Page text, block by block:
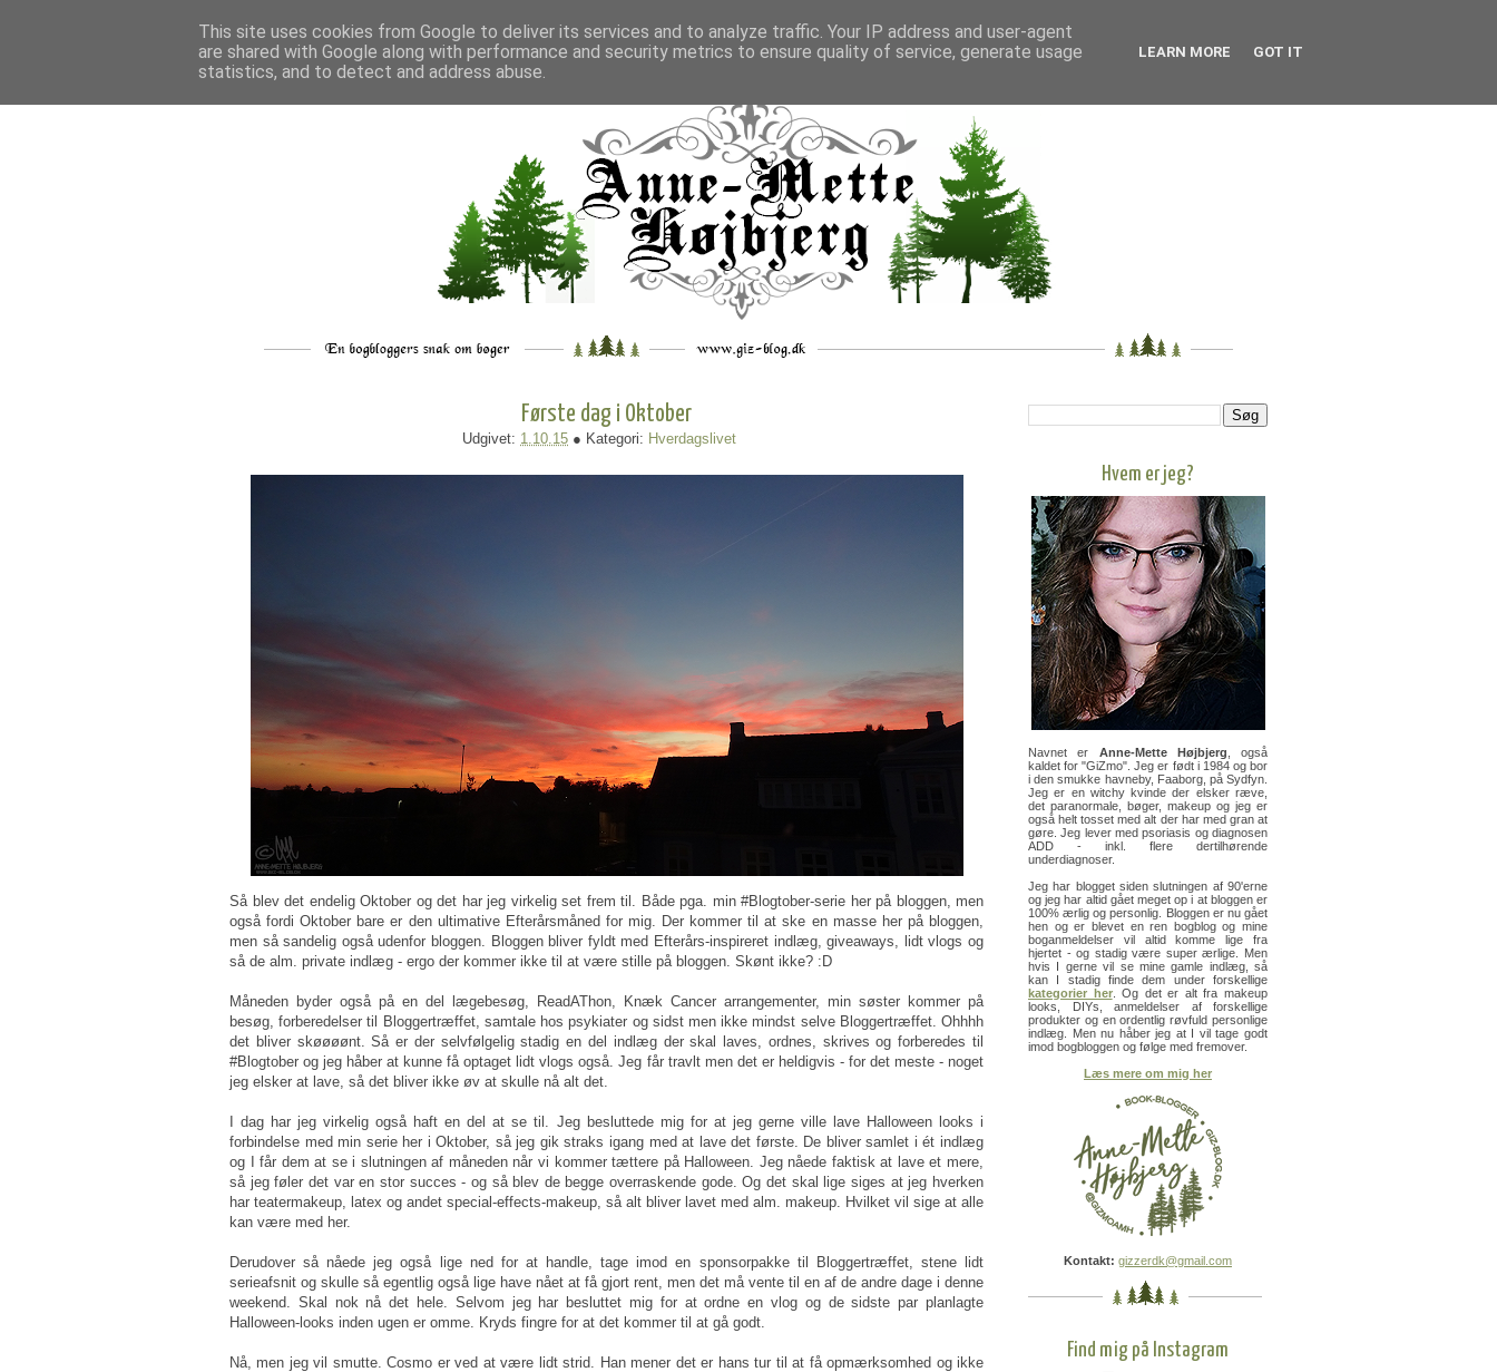
___ _. __ __ _ ___
Første dag i Oktober
Udgivet: 1.10.15 ● Kategori: Hverdagslivet
Så blev det endelig Oktober og det har jeg virkelig set frem til. Både pga. min #Blogtober-serie her på bloggen, men
også fordi Oktober bare er den ultimative Efterårsmåned for mig. Der kommer til at ske en masse her på bloggen,
men så sandelig også udenfor bloggen. Bloggen bliver fyldt med Efterårs-inspireret indlæg, giveaways, lidt vlogs og
så de alm. private indlæg - ergo der kommer ikke til at være stille på bloggen. Skønt ikke? :D
Måneden byder også på en del lægebesøg, ReadAThon, Knæk Cancer arrangementer, min søster kommer på
besøg, forberedelser til Bloggertræffet, samtale hos psykiater og sidst men ikke mindst selve Bloggertræffet. Ohhhh
det bliver skøøøønt. Så er der selvfølgelig stadig en del indlæg der skal laves, ordnes, skrives og forberedes til
#Blogtober og jeg håber at kunne få optaget lidt vlogs også. Jeg får travlt men det er heldigvis - for det meste - noget
jeg elsker at lave, så det bliver ikke øv at skulle nå alt det.
I dag har jeg virkelig også haft en del at se til. Jeg besluttede mig for at jeg gerne ville lave Halloween looks i
forbindelse med min serie her i Oktober, så jeg gik straks igang med at lave det første. De bliver samlet i ét indlæg
og I får dem at se i slutningen af måneden når vi kommer tættere på Halloween. Jeg nåede faktisk at lave et mere,
så jeg føler det var en stor succes - og så blev de begge overraskende gode. Og det skal lige siges at jeg hverken
har teatermakeup, latex og andet special-effects-makeup, så alt bliver lavet med alm. makeup. Hvilket vil sige at alle
kan være med her.
Derudover så nåede jeg også lige ned for at handle, tage imod en sponsorpakke til Bloggertræffet, stene lidt
serieafsnit og skulle så egentlig også lige have nået at få gjort rent, men det må vente til en af de andre dage i denne
weekend. Skal nok nå det hele. Selvom jeg har besluttet mig for at ordne en vlog og de sidste par planlagte
Halloween-looks inden ugen er omme. Kryds fingre for at det kommer til at gå godt.
Nå, men jeg vil smutte. Cosmo er ved at være lidt strid. Han mener det er hans tur til at få opmærksomhed og ikke
Hvem er jeg?
Navnet er Anne-Mette Højbjerg , også
kaldet for "GiZmo". Jeg er født i 1984 og bor
i den smukke havneby, Faaborg, på Sydfyn.
Jeg er en witchy kvinde der elsker ræve,
det paranormale, bøger, makeup og jeg er
også helt tosset med alt der har med gran at
gøre. Jeg lever med psoriasis og diagnosen
ADD - inkl. flere dertilhørende
underdiagnoser.
Jeg har blogget siden slutningen af 90'erne
og jeg har altid gået meget op i at bloggen er
100% ærlig og personlig. Bloggen er nu gået
hen og er blevet en ren bogblog og mine
boganmeldelser vil altid komme lige fra
hjertet - og stadig være super ærlige. Men
hvis I gerne vil se mine gamle indlæg, så
kan I stadig finde dem under forskellige
kategorier her. Og det er alt fra makeup
looks, DIYs, anmeldelser af forskellige
produkter og en ordentlig røvfuld personlige
indlæg. Men nu håber jeg at I vil tage godt
imod bogbloggen og følge med fremover.
Læs mere om mig her
Kontakt: gizzerdk@gmail.com
Find mig på Instagram
This site uses cookies from Google to deliver its services and to analyze traffic. Your IP address and user-agent
are shared with Google along with performance and security metrics to ensure quality of service, generate usage
statistics, and to detect and address abuse.
LEARN MORE GOT IT